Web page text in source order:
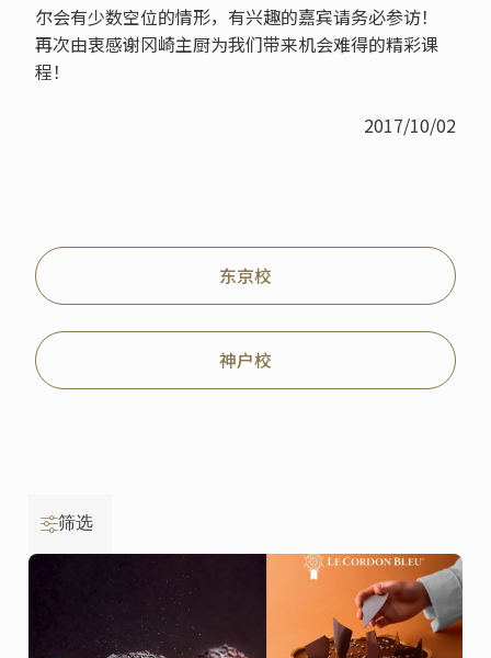
尔会有少数空位的情形，有兴趣的嘉宾请务必参访！
再次由衷感谢冈崎主厨为我们带来机会难得的精彩课
程！
2017/10/02
东京校
神户校
筛选